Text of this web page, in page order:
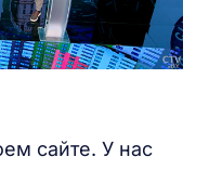
сайте. У нас